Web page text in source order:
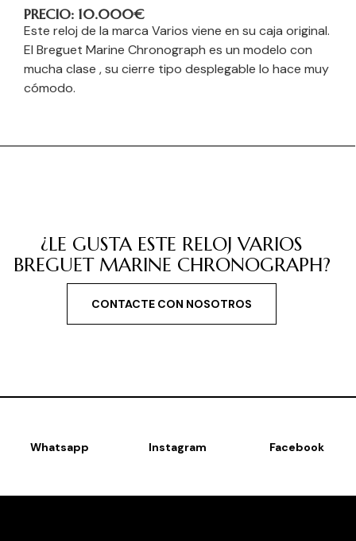
PRECIO: 10.000€
Este reloj de la marca Varios viene en su caja original.
El Breguet Marine Chronograph es un modelo con
mucha clase , su cierre tipo desplegable lo hace muy
cómodo.
¿LE GUSTA ESTE RELOJ VARIOS
BREGUET MARINE CHRONOGRAPH?
CONTACTE CON NOSOTROS
Whatsapp Instagram Facebook